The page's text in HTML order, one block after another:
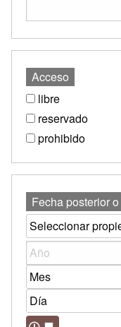
Acceso
libre
reservado
prohibido
Fecha posterior